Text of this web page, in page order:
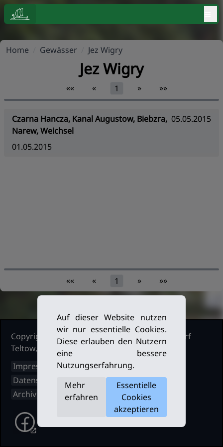
Home Gewässer Jez Wigry
Jez Wigry
«« « 1 » »»
Czarna Hancza, Kanal Augustow, Biebzra,
Narew, Weichsel
05.05.2015
01.05.2015
«« « 1 » »»
Copyright Ruderclub Kleinmachnow Stahnsdorf
Teltow, 2026. Alle Rechte vorbehalten.
Impressum
Datenschutz
Archiv
Auf dieser Website nutzen
wir nur essentielle Cookies.
Diese erlauben den Nutzern
eine bessere
Nutzungserfahrung.
Mehr
erfahren
Essentielle
Cookies
akzeptieren